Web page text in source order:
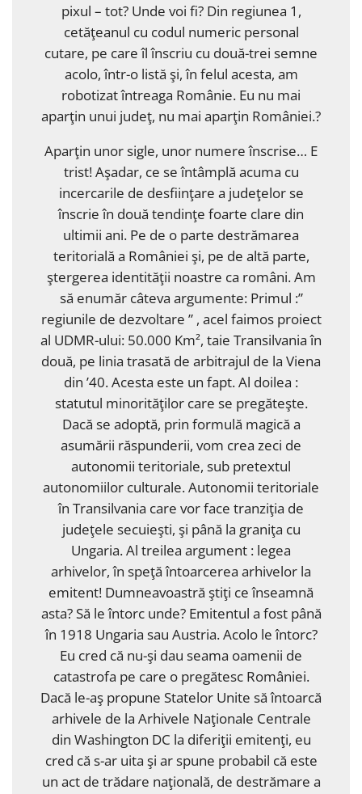
pixul – tot? Unde voi fi? Din regiunea 1,
cetăţeanul cu codul numeric personal
cutare, pe care îl înscriu cu două-trei semne
acolo, într-o listă şi, în felul acesta, am
robotizat întreaga Românie. Eu nu mai
aparţin unui judeţ, nu mai aparţin României.?
Aparţin unor sigle, unor numere înscrise… E
trist! Aşadar, ce se întâmplă acuma cu
incercarile de desfiinţare a judeţelor se
înscrie în două tendinţe foarte clare din
ultimii ani. Pe de o parte destrămarea
teritorială a României şi, pe de altă parte,
ştergerea identităţii noastre ca români. Am
să enumăr câteva argumente: Primul :”
regiunile de dezvoltare ” , acel faimos proiect
al UDMR-ului: 50.000 Km², taie Transilvania în
două, pe linia trasată de arbitrajul de la Viena
din ’40. Acesta este un fapt. Al doilea :
statutul minorităţilor care se pregăteşte.
Dacă se adoptă, prin formulă magică a
asumării răspunderii, vom crea zeci de
autonomii teritoriale, sub pretextul
autonomiilor culturale. Autonomii teritoriale
în Transilvania care vor face tranziţia de
judeţele secuieşti, şi până la graniţa cu
Ungaria. Al treilea argument : legea
arhivelor, în speţă întoarcerea arhivelor la
emitent! Dumneavoastră ştiţi ce înseamnă
asta? Să le întorc unde? Emitentul a fost până
în 1918 Ungaria sau Austria. Acolo le întorc?
Eu cred că nu-şi dau seama oamenii de
catastrofa pe care o pregătesc României.
Dacă le-aş propune Statelor Unite să întoarcă
arhivele de la Arhivele Naţionale Centrale
din Washington DC la diferiţii emitenţi, eu
cred că s-ar uita şi ar spune probabil că este
un act de trădare naţională, de destrămare a